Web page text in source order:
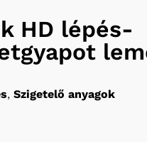
HD lépés-
, Szigetelő anyagok